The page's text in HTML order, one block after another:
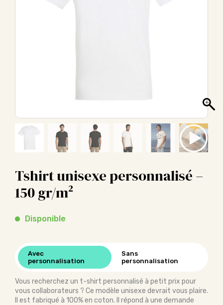
Tshirt unisexe personnalisé –
150 gr/m²
Disponible
Avec
personnalisation
Sans
personnalisation
Vous recherchez un t-shirt personnalisé à petit prix pour
vous collaborateurs ? Ce modèle unisexe devrait vous plaire.
Il est fabriqué à 100% en coton. Il répond à une demande